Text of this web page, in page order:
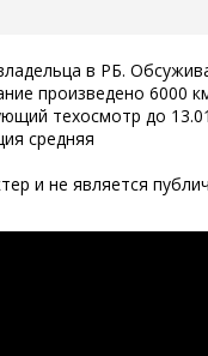
в РБ.
произведено 6000
техосмотр до
средняя
и не является